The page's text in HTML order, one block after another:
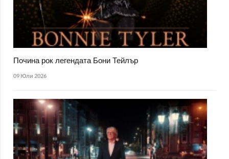
Почина рок легендата Бони Тейлър
09 Юли 2026